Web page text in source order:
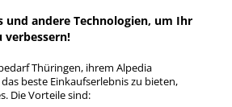
und andere Technologien, um Ihr
verbessern!
Thüringen, ihrem Alpedia
beste Einkaufserlebnis zu bieten,
Die Vorteile sind: